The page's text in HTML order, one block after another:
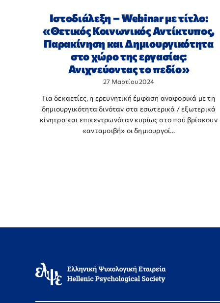
Ιστοδιάλεξη – Webinar με τίτλο:
«Θετικός Κοινωνικός Αντίκτυπος,
Παρακίνηση και Δημιουργικότητα
στο χώρο της εργασίας:
Ανιχνεύοντας το πεδίο»
27 Μαρτίου 2024
Για δεκαετίες, η ερευνητική έμφαση αναφορικά με τη
δημιουργικότητα δινόταν στα εσωτερικά / εξωτερικά
κίνητρα και επικεντρωνόταν κυρίως στο πού βρίσκουν
«ανταμοιβή» οι δημιουργοί...